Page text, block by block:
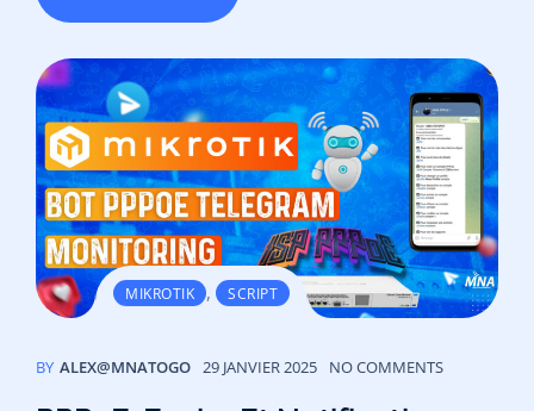
MIKROTIK , SCRIPT
BY ALEX@MNATOGO 29 JANVIER 2025 NO COMMENTS